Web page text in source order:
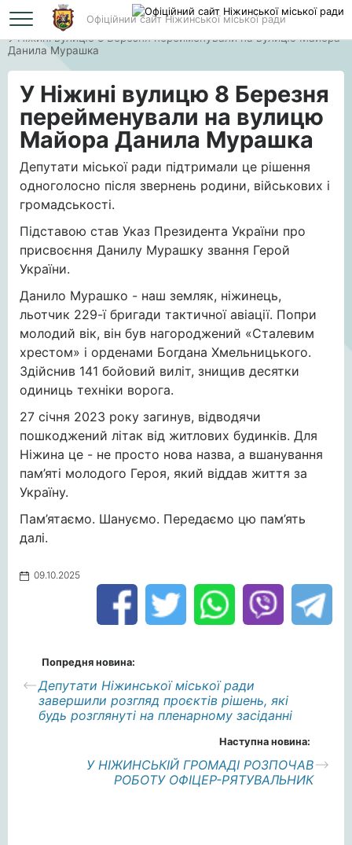
Офіційний сайт Ніжинської міської ради
Головна
У Ніжині вулицю 8 Березня перейменували на вулицю Майора
Данила Мурашка
У Ніжині вулицю 8 Березня
перейменували на вулицю
Майора Данила Мурашка
Депутати міської ради підтримали це рішення
одноголосно після звернень родини, військових і
громадськості.
Підставою став Указ Президента України про
присвоєння Данилу Мурашку звання Герой
України.
Данило Мурашко - наш земляк, ніжинець,
льотчик 229-ї бригади тактичної авіації. Попри
молодий вік, він був нагороджений «Сталевим
хрестом» і орденами Богдана Хмельницького.
Здійснив 141 бойовий виліт, знищив десятки
одиниць техніки ворога.
27 січня 2023 року загинув, відводячи
пошкоджений літак від житлових будинків. Для
Ніжина це - не просто нова назва, а вшанування
пам’яті молодого Героя, який віддав життя за
Україну.
Пам’ятаємо. Шануємо. Передаємо цю пам’ять
далі.
09.10.2025
Попредня новина:
Депутати Ніжинської міської ради
завершили розгляд проєктів рішень, які
будь розглянуті на пленарному засіданні
Наступна новина:
У НІЖИНСЬКІЙ ГРОМАДІ РОЗПОЧАВ
РОБОТУ ОФІЦЕР-РЯТУВАЛЬНИК